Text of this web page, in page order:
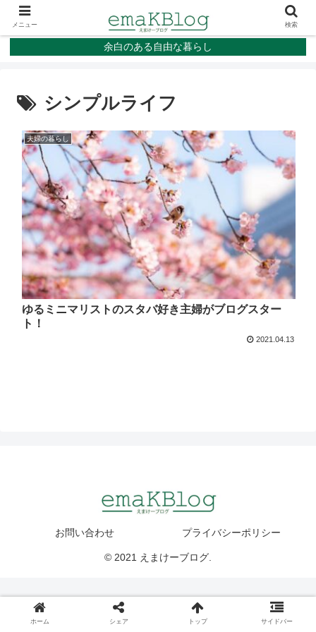
余白のある自由な暮らし
シンプルライフ
夫婦の暮らし
ゆるミニマリストのスタバ好き主婦がブログスター
ト！
2021.04.13
お問い合わせ プライバシーポリシー
© 2021 えまけーブログ.
メニュー 検索
ホーム シェア トップ サイドバー